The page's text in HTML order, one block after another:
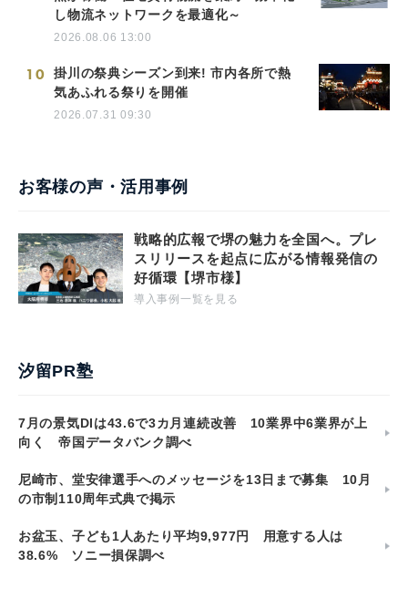
し物流ネットワークを最適化～
2026.08.06 13:00
10
掛川の祭典シーズン到来! 市内各所で熱
気あふれる祭りを開催
2026.07.31 09:30
お客様の声・活用事例
戦略的広報で堺の魅力を全国へ。プレ
スリリースを起点に広がる情報発信の
好循環【堺市様】
導入事例一覧を見る
汐留PR塾
7月の景気DIは43.6で3カ月連続改善 10業界中6業界が上
向く 帝国データバンク調べ
尼崎市、堂安律選手へのメッセージを13日まで募集 10月
の市制110周年式典で掲示
お盆玉、子ども1人あたり平均9,977円 用意する人は
38.6% ソニー損保調べ